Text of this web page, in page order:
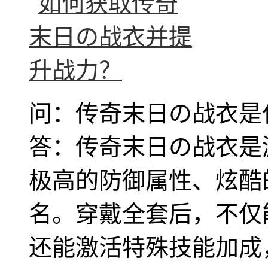
问：传奇末日の战衣
答：传奇末日の战衣
极高的防御属性、炫
名。穿戴全套后，不
还能激活特殊技能加